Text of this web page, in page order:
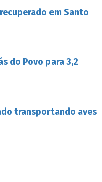
em Santo
do Povo para 3,2
transportando aves